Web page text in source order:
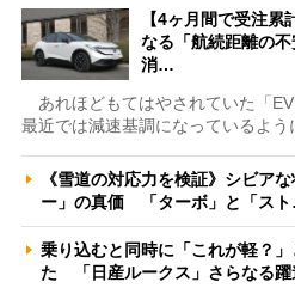
【4ヶ月間で受注
なる「航続距離の
消…
あれほどもてはやされていた「EV
最近では減速基調になっているよう
《雪道の対応力を検証》シビア
ー」の真価 「ターボ」と「ス
乗り込むと同時に「これが軽？
た 「日産ルークス」さらなる